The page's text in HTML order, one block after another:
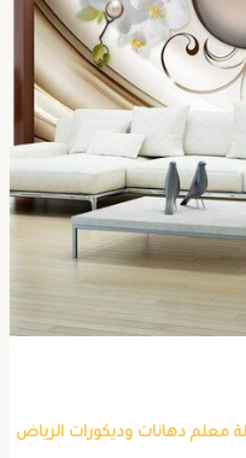
معلم دهانات وديكورات الرياض